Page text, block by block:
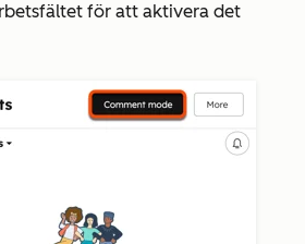
för att aktivera det